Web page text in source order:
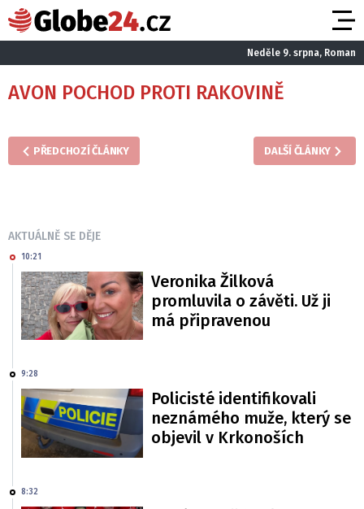
Neděle 9. srpna, Roman
AVON POCHOD PROTI RAKOVINĚ
PŘEDCHOZÍ ČLÁNKY DALŠÍ ČLÁNKY
AKTUÁLNĚ SE DĚJE
10:21
Veronika Žilková
promluvila o závěti. Už ji
má připravenou
9:28
Policisté identifikovali
neznámého muže, který se
objevil v Krkonoších
8:32